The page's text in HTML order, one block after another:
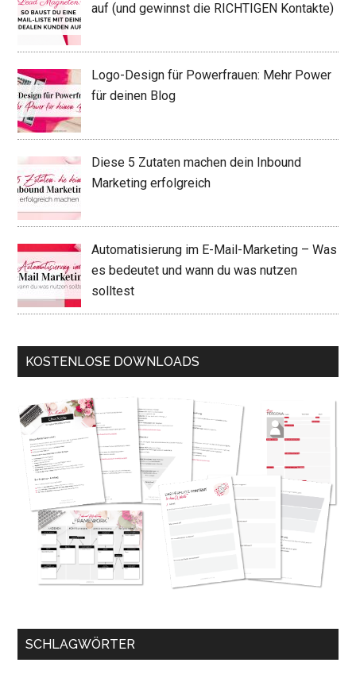
auf (und gewinnst die RICHTIGEN Kontakte)
Logo-Design für Powerfrauen: Mehr Power
für deinen Blog
Diese 5 Zutaten machen dein Inbound
Marketing erfolgreich
Automatisierung im E-Mail-Marketing – Was
es bedeutet und wann du was nutzen
solltest
KOSTENLOSE DOWNLOADS
SCHLAGWÖRTER